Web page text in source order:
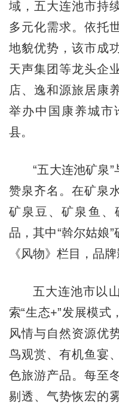
域，五大连池市持
多元化需求。依托
地貌优势，该市成
天声集团等龙头企
店、逸和源旅居康
举办中国康养城市
县。
“五大连池矿泉
赞泉齐名。在矿泉
矿泉豆、矿泉鱼、
品，其中“斡尔姑娘
《风物》栏目，品
五大连池市以
索“生态+”发展模式
风情与自然资源优
鸟观赏、有机鱼宴
色旅游产品。每至
剔透、气势恢宏的